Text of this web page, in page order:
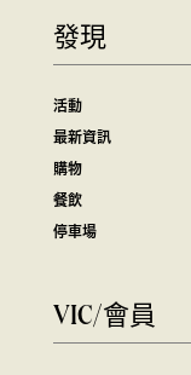
發現
活動
最新資訊
購物
餐飲
停車場
VIC/會員